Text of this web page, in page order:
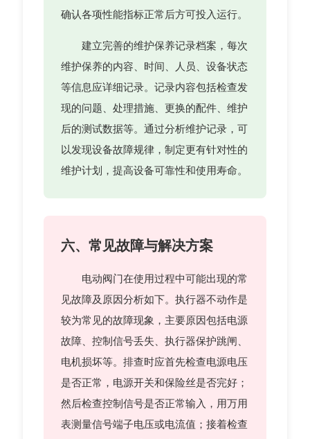
确认各项性能指标正常后方可投入运行。
建立完善的维护保养记录档案，每次
维护保养的内容、时间、人员、设备状态
等信息应详细记录。记录内容包括检查发
现的问题、处理措施、更换的配件、维护
后的测试数据等。通过分析维护记录，可
以发现设备故障规律，制定更有针对性的
维护计划，提高设备可靠性和使用寿命。
六、常见故障与解决方案
电动阀门在使用过程中可能出现的常
见故障及原因分析如下。执行器不动作是
较为常见的故障现象，主要原因包括电源
故障、控制信号丢失、执行器保护跳闸、
电机损坏等。排查时应首先检查电源电压
是否正常，电源开关和保险丝是否完好；
然后检查控制信号是否正常输入，用万用
表测量信号端子电压或电流值；接着检查